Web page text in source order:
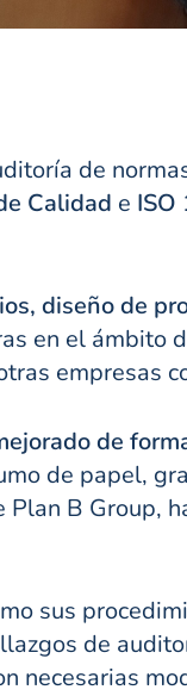
de
Calidad e ISO
diseño de
en el ámbito
empresas
de
de papel,
B Group,
sus
de
necesarias